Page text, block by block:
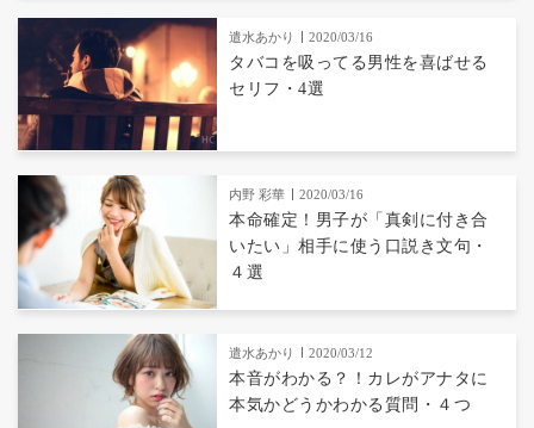
遣水あかり 2020/03/16
タバコを吸ってる男性を喜ばせる
セリフ・4選
内野 彩華 2020/03/16
本命確定！男子が「真剣に付き合
いたい」相手に使う口説き文句・
４選
遣水あかり 2020/03/12
本音がわかる？！カレがアナタに
本気かどうかわかる質問・４つ